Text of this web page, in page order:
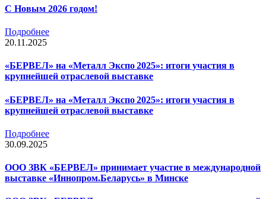
С Новым 2026 годом!
Подробнее
20.11.2025
«БЕРВЕЛ» на «Металл Экспо 2025»: итоги участия в
крупнейшей отраслевой выставке
«БЕРВЕЛ» на «Металл Экспо 2025»: итоги участия в
крупнейшей отраслевой выставке
Подробнее
30.09.2025
ООО ЗВК «БЕРВЕЛ» принимает участие в международной
выставке «Иннопром.Беларусь» в Минске